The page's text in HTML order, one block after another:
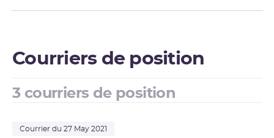
Courriers de position
3 courriers de position
Courrier du 27 May 2021